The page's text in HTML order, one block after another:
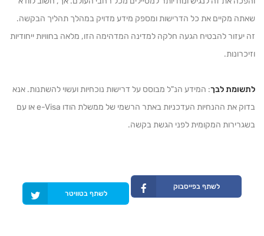
שאתה מקיים את כל הדרישות ומספק מידע מדויק במהלך תהליך הבקשה.
זה יעזור להבטיח הגעה חלקה למדינה המדהימה הזו, מלאה בחוויות ייחודיות
וזיכרונות.
לתשומת לבך: המידע הנ"ל מבוסס על דרישות נוכחיות ועשוי להשתנות. אנא
בדוק את ההנחיות העדכניות באתר הרשמי של ממשלת הודו e-Visa או עם
בשגרירות המקומית לפני הגשת בקשה.
לשתף בפייסבוק
לשתף בטוויטר